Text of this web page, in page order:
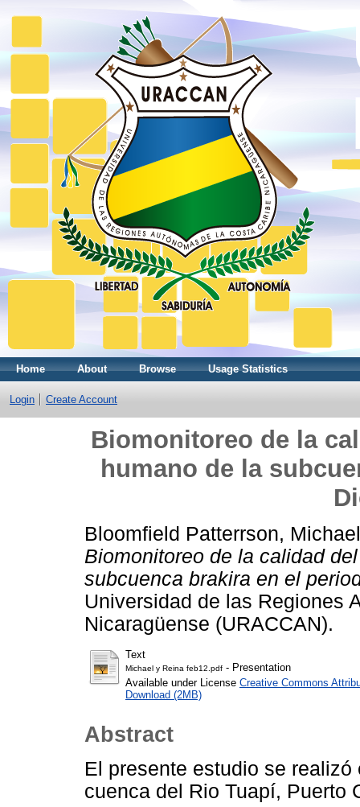
Home About Browse Usage Statistics
Login Create Account
Biomonitoreo de la
humano de la
Bloomfield Patterrson, Michael
Biomonitoreo de la calidad
subcuenca brakira en el
Universidad de las Regiones
Nicaragüense (URACCAN).
Text
Michael y Reina feb12.pdf - Presentation
Available under License Creative Commons
Download (2MB)
Abstract
El presente estudio se
cuenca del Rio Tuapí, Puerto